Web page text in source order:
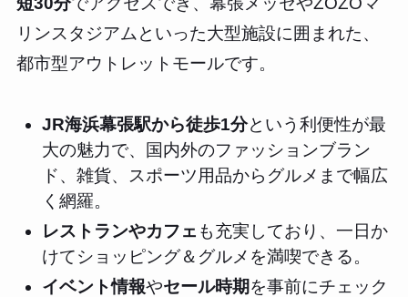
リンスタジアムといった大型施設に囲まれた、
都市型アウトレットモールです。
JR海浜幕張駅から徒歩1分という利便性が最
大の魅力で、国内外のファッションブラン
ド、雑貨、スポーツ用品からグルメまで幅広
く網羅。
レストランやカフェ も充実しており、一日か
けてショッピング＆グルメを満喫できる。
イベント情報やセール時期を事前にチェック